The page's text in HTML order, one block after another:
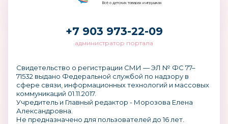
Всё о детских товарах и игрушках
+7 903 973-22-09
администратор портала
Свидетельство о регистрации СМИ — ЭЛ № ФС 77–
71532 выдано Федеральной службой по надзору в
сфере связи, информационных технологий и массовых
коммуникаций 01.11.2017.
Учредитель и Главный редактор - Морозова Елена
Александровна.
Не предназначено для пользователей до 16 лет.